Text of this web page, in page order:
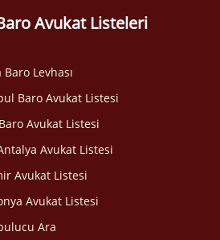
Avukat Listeleri
Levhası
Baro Avukat Listesi
Avukat Listesi
Avukat Listesi
Avukat Listesi
Avukat Listesi
Ara